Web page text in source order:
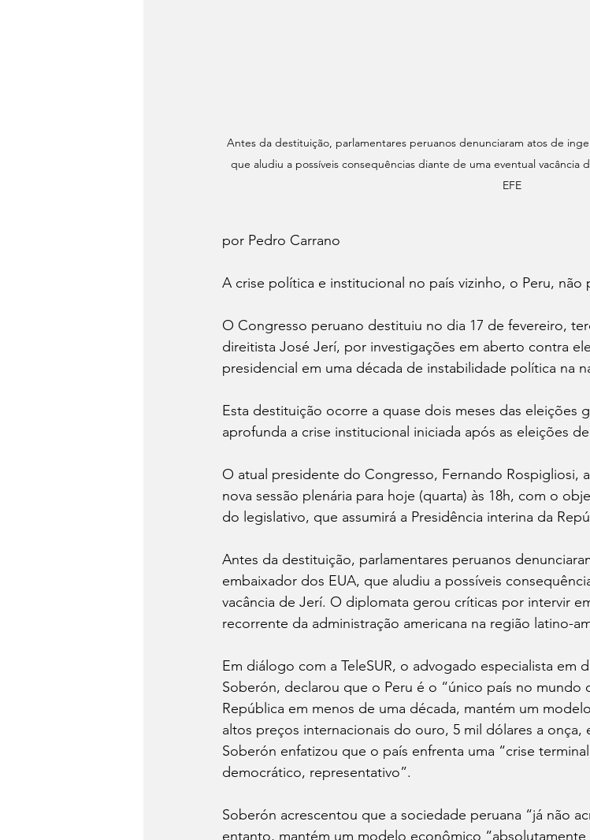
Antes da destituição, parlamentares peruanos denunciaram atos de
que aludiu a possíveis consequências diante de uma eventual vacância
EFE
por Pedro Carrano
A crise política e institucional no país vizinho, o Peru, não
O Congresso peruano destituiu no dia 17 de fevereiro,
direitista José Jerí, por investigações em aberto contra
presidencial em uma década de instabilidade política na
Esta destituição ocorre a quase dois meses das eleições
aprofunda a crise institucional iniciada após as eleições de
O atual presidente do Congresso, Fernando Rospigliosi,
nova sessão plenária para hoje (quarta) às 18h, com o
do legislativo, que assumirá a Presidência interina da
Antes da destituição, parlamentares peruanos
embaixador dos EUA, que aludiu a possíveis
vacância de Jerí. O diplomata gerou críticas por intervir
recorrente da administração americana na região latino-
Em diálogo com a TeleSUR, o advogado especialista em
Soberón, declarou que o Peru é o “único país no
República em menos de uma década, mantém um
altos preços internacionais do ouro, 5 mil dólares a onça,
Soberón enfatizou que o país enfrenta uma “crise
democrático, representativo”.
Soberón acrescentou que a sociedade peruana “já não
entanto, mantém um modelo econômico